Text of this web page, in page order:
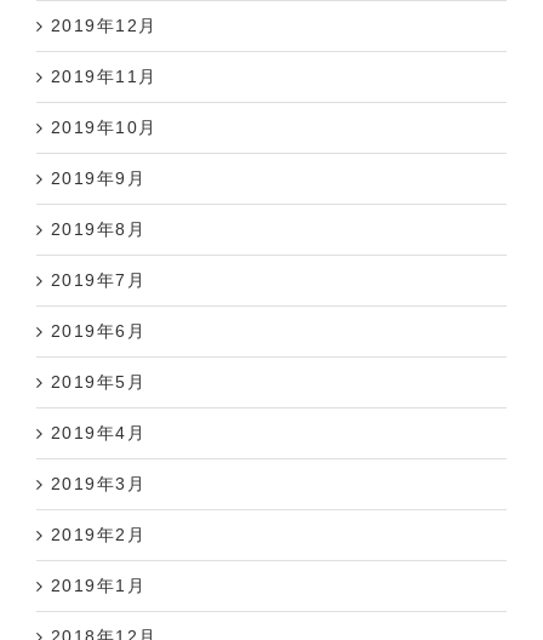
2019年12月
2019年11月
2019年10月
2019年9月
2019年8月
2019年7月
2019年6月
2019年5月
2019年4月
2019年3月
2019年2月
2019年1月
2018年12月